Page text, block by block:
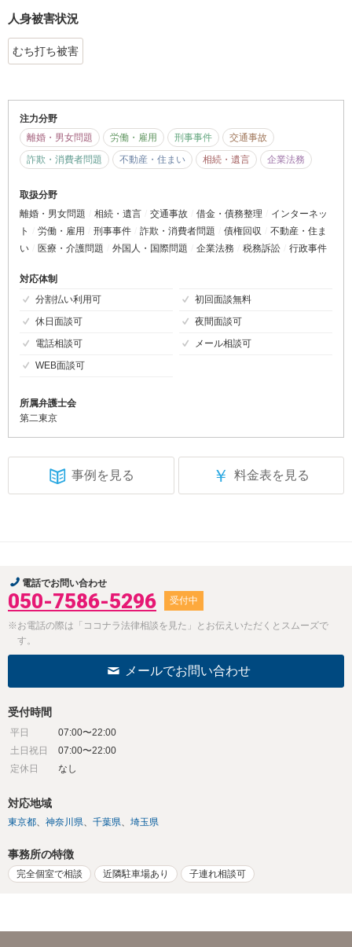
人身被害状況
むち打ち被害
注力分野
離婚・男女問題
労働・雇用 刑事事件
交通事故
詐欺・消費者問題
不動産・住まい 相続・遺言 企業法務
取扱分野
離婚・男女問題
相続・遺言 交通事故 借金・債務整理
インターネッ
ト
労働・雇用 刑事事件 詐欺・消費者問題 債権回収
不動産・住ま
い
医療・介護問題 外国人・国際問題 企業法務 税務訴訟 行政事件
対応体制
分割払い利用可
初回面談無料
休日面談可
夜間面談可
電話相談可
メール相談可
WEB面談可
所属弁護士会
第二東京
事例を見る ￥ 料金表を見る
電話でお問い合わせ
050-7586-5296 受付中
※お電話の際は「ココナラ法律相談を見た」とお伝えいただくとスムーズで
す。
メールでお問い合わせ
受付時間
平日
07:00〜22:00
土日祝日
07:00〜22:00
定休日
なし
対応地域
東京都 神奈川県 千葉県 埼玉県
事務所の特徴
完全個室で相談 近隣駐車場あり 子連れ相談可